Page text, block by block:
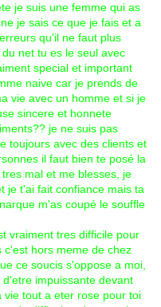
je suis une femme qui as
je sais ce que je fais et a
qu'il ne faut plus
net tu es le seul avec
special et important
naive car je prends de
vie avec un homme et si je
sincere et honnete
je ne suis pas
toujours avec des clients et
il faut bien te posé la
mal et me blesses, je
je t'ai fait confiance mais ta
m'as coupé le souffle
vraiment tres difficile pour
c'est hors meme de chez
ce soucis s'oppose a moi,
impuissante devant
vie tout a eter rose pour toi